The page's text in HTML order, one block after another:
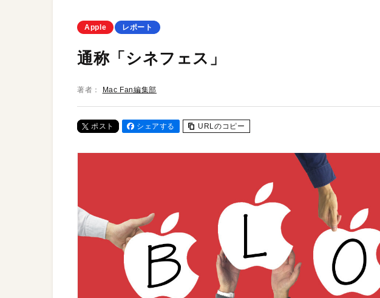
Apple レポート
通称「シネフェス」
著者： Mac Fan編集部
ポスト シェアする URLのコピー